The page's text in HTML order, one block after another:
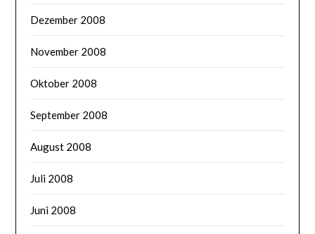
Dezember 2008
November 2008
Oktober 2008
September 2008
August 2008
Juli 2008
Juni 2008